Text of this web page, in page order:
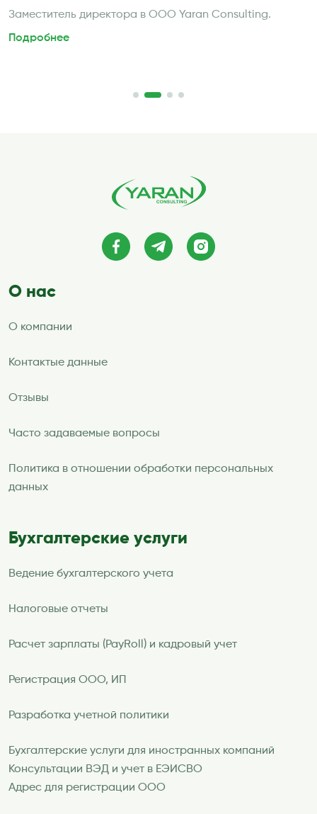
Заместитель директора в ООО Yaran Consulting.
Подробнее
О нас
О компании
Контактые данные
Отзывы
Часто задаваемые вопросы
Политика в отношении обработки персональных
данных
Бухгалтерские услуги
Ведение бухгалтерского учета
Налоговые отчеты
Расчет зарплаты (PayRoll) и кадровый учет
Регистрация ООО, ИП
Разработка учетной политики
Бухгалтерские услуги для иностранных компаний
Консультации ВЭД и учет в ЕЭИСВО
Адрес для регистрации ООО